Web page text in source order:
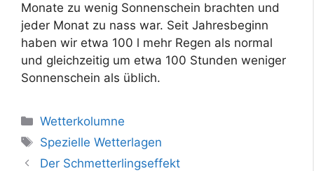
Monate zu wenig Sonnenschein brachten und
jeder Monat zu nass war. Seit Jahresbeginn
haben wir etwa 100 l mehr Regen als normal
und gleichzeitig um etwa 100 Stunden weniger
Sonnenschein als üblich.
Kategorien
Wetterkolumne
Schlagwörter
Spezielle Wetterlagen
Der Schmetterlingseffekt